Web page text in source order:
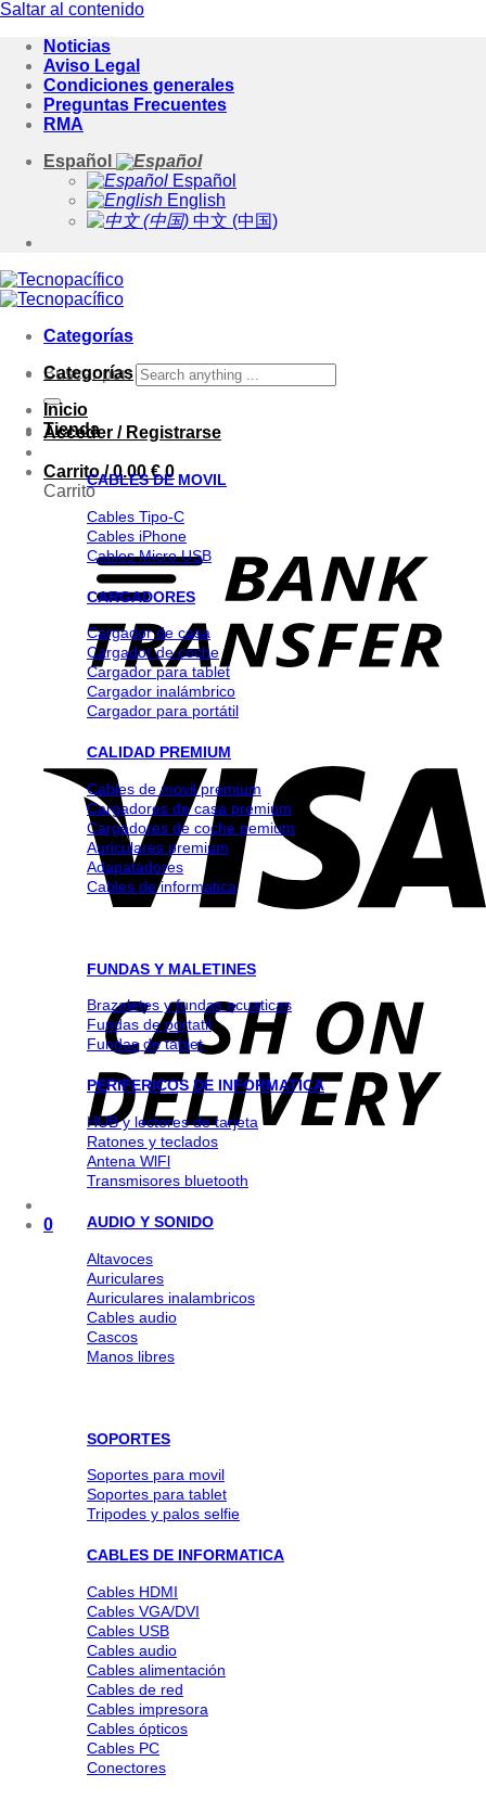
Saltar al contenido
Noticias
Aviso Legal
Condiciones generales
Preguntas Frecuentes
RMA
Español
Español
English
中文 (中国)
Categorías
Buscar por:
Acceder / Registrarse
Carrito /0.00€ 0
Carrito
0
Categorías
Inicio
Tienda
CABLES DE MOVIL
Cables Tipo-C
Cables iPhone
Cables Micro USB
CARGADORES
Cargador de casa
Cargador de coche
Cargador para tablet
Cargador inalámbrico
Cargador para portátil
CALIDAD PREMIUM
Cables de movil premium
Cargadores de casa premium
Cargadores de coche pemium
Auriculares premium
Adapatadores
Cables de informatica
FUNDAS Y MALETINES
Brazaletes y fundas acuaticas
Fundas de portatil
Fundas de tablet
PERIFERICOS DE INFORMATICA
HUB y lectores de tarjeta
Ratones y teclados
Antena WlFl
Transmisores bluetooth
AUDIO Y SONIDO
Altavoces
Auriculares
Auriculares inalambricos
Cables audio
Cascos
Manos libres
SOPORTES
Soportes para movil
Soportes para tablet
Tripodes y palos selfie
CABLES DE INFORMATICA
Cables HDMI
Cables VGA/DVI
Cables USB
Cables audio
Cables alimentación
Cables de red
Cables impresora
Cables ópticos
Cables PC
Conectores